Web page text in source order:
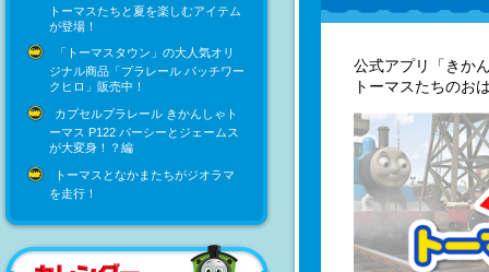
トーマスたちと夏を楽しむアイテム
が登場！
「トーマスタウン」の大人気オリ
ジナル商品「プラレール パッチワー
クヒロ」販売中！
カプセルプラレール きかんしゃト
ーマス P122 パーシーとジェームス
が大変身！？編
トーマスとなかまたちがジオラマ
を走行！
公式アプリ「きか
トーマスたちのお